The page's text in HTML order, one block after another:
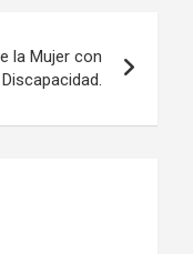
la Mujer con
Discapacidad.